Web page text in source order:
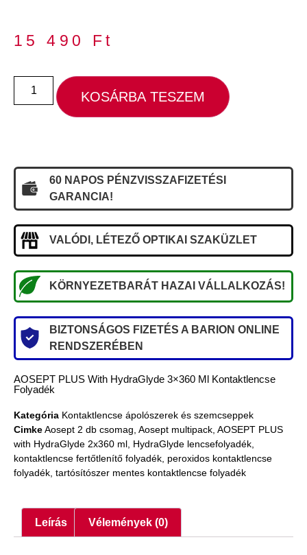
15 490 Ft
KOSÁRBA TESZEM
60 NAPOS PÉNZVISSZAFIZETÉSI
GARANCIA!
VALÓDI, LÉTEZŐ OPTIKAI SZAKÜZLET
KÖRNYEZETBARÁT HAZAI VÁLLALKOZÁS!
BIZTONSÁGOS FIZETÉS A BARION ONLINE
RENDSZERÉBEN
AOSEPT PLUS With HydraGlyde 3×360 Ml Kontaktlencse
Folyadék
Kategória Kontaktlencse ápolószerek és szemcseppek
CimkeAosept 2 db csomag Aosept multipack AOSEPT PLUS
with HydraGlyde 2x360 ml HydraGlyde lencsefolyadék
kontaktlencse fertőtlenítő folyadék peroxidos kontaktlencse
folyadék tartósítószer mentes kontaktlencse folyadék
Leírás Vélemények (0)